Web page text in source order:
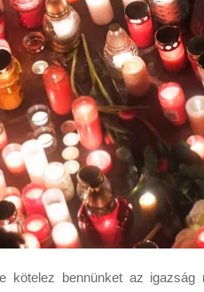
bennünket az igazság